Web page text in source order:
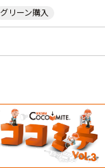
グリーン購入